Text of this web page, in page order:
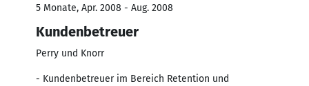
5 Monate, Apr. 2008 - Aug. 2008
Kundenbetreuer
Perry und Knorr
- Kundenbetreuer im Bereich Retention und